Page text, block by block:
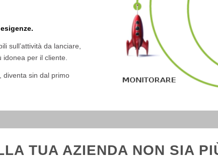
sull’attività da lanciare,
idonea per il cliente.
, diventa sin dal primo
TUA AZIENDA NON SIA